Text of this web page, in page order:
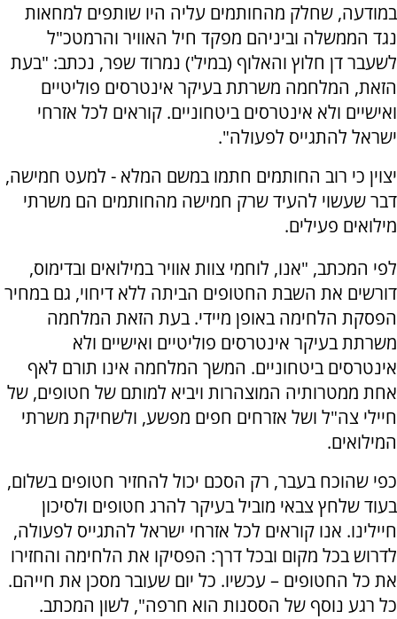
במודעה, שחלק מהחותמים עליה היו שותפים למחאות
נגד הממשלה וביניהם מפקד חיל האוויר והרמטכ"ל
לשעבר דן חלוץ והאלוף (במיל') נמרוד שפר, נכתב: "בעת
הזאת, המלחמה משרתת בעיקר אינטרסים פוליטיים
ואישיים ולא אינטרסים ביטחוניים. קוראים לכל אזרחי
ישראל להתגייס לפעולה".
יצוין כי רוב החותמים חתמו במשם המלא - למעט חמישה,
דבר שעשוי להעיד שרק חמישה מהחותמים הם משרתי
מילואים פעילים.
לפי המכתב, "אנו, לוחמי צוות אוויר במילואים ובדימוס,
דורשים את השבת החטופים הביתה ללא דיחוי, גם במחיר
הפסקת הלחימה באופן מיידי. בעת הזאת המלחמה
משרתת בעיקר אינטרסים פוליטיים ואישיים ולא
אינטרסים ביטחוניים. המשך המלחמה אינו תורם לאף
אחת ממטרותיה המוצהרות ויביא למותם של חטופים, של
חיילי צה"ל ושל אזרחים חפים מפשע, ולשחיקת משרתי
המילואים.
כפי שהוכח בעבר, רק הסכם יכול להחזיר חטופים בשלום,
בעוד שלחץ צבאי מוביל בעיקר להרג חטופים ולסיכון
חיילינו. אנו קוראים לכל אזרחי ישראל להתגייס לפעולה,
לדרוש בכל מקום ובכל דרך: הפסיקו את הלחימה והחזירו
את כל החטופים – עכשיו. כל יום שעובר מסכן את חייהם.
כל רגע נוסף של הססנות הוא חרפה", לשון המכתב.